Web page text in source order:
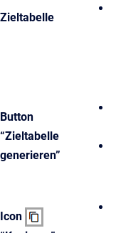
Zieltabelle
Button
“Zieltabelle
generieren”
Icon